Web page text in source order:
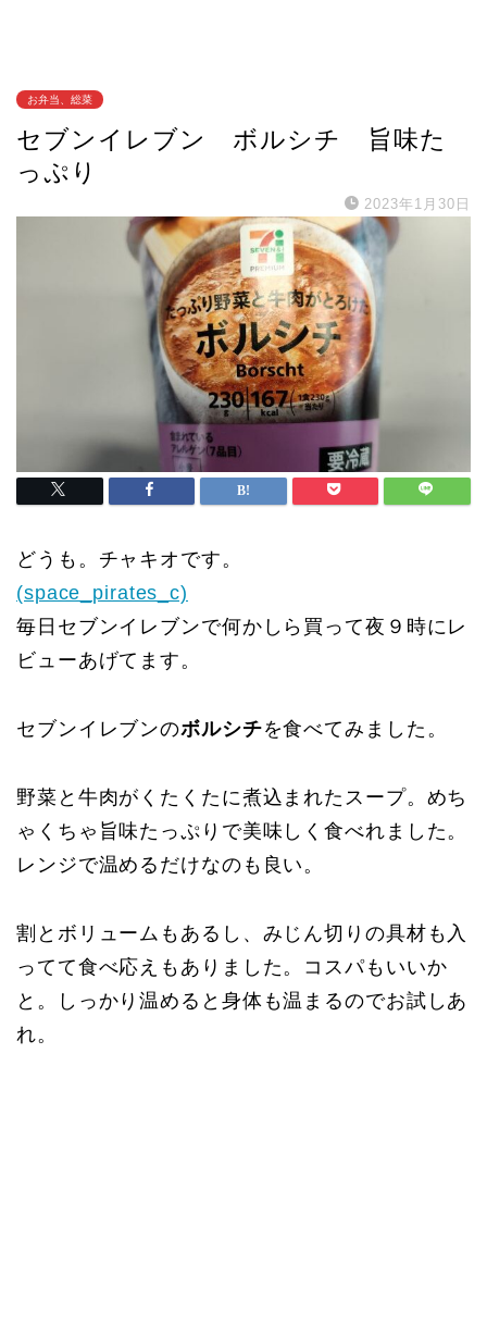
お弁当、総菜
セブンイレブン ボルシチ 旨味た
っぷり
2023年1月30日
どうも。チャキオです。
(space_pirates_c)
毎日セブンイレブンで何かしら買って夜９時にレ
ビューあげてます。
セブンイレブンのボルシチを食べてみました。
野菜と牛肉がくたくたに煮込まれたスープ。めち
ゃくちゃ旨味たっぷりで美味しく食べれました。
レンジで温めるだけなのも良い。
割とボリュームもあるし、みじん切りの具材も入
ってて食べ応えもありました。コスパもいいか
と。しっかり温めると身体も温まるのでお試しあ
れ。